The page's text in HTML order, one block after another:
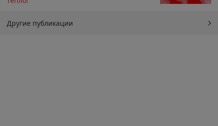
Другие публикации